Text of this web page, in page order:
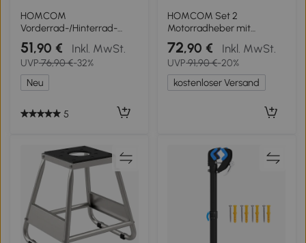
HOMCOM
Vorderrad-/Hinterrad-
Ständer 390 kg Motorrad-
Werkstattständer
verstellbarer Stahlarm, U-
+ L-Gabel, Rot
51,90 € Inkl. MwSt.
UVP76,90 €-32%
Neu
5
HOMCOM Set 2
Motorradheber mit
Dreiecksstützstruktur aus
Stahl, Rollen und U- und L-
Gabeln, Schwarz
72,90 € Inkl. MwSt.
UVP91,90 €-20%
kostenloser Versand